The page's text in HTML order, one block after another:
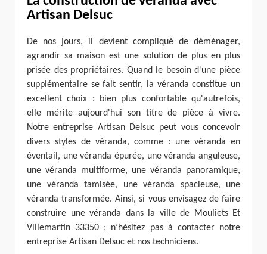
Artisan Delsuc
De nos jours, il devient compliqué de déménager,
agrandir sa maison est une solution de plus en plus
prisée des propriétaires. Quand le besoin d'une pièce
supplémentaire se fait sentir, la véranda constitue un
excellent choix : bien plus confortable qu'autrefois,
elle mérite aujourd'hui son titre de pièce à vivre.
Notre entreprise Artisan Delsuc peut vous concevoir
divers styles de véranda, comme : une véranda en
éventail, une véranda épurée, une véranda anguleuse,
une véranda multiforme, une véranda panoramique,
une véranda tamisée, une véranda spacieuse, une
véranda transformée. Ainsi, si vous envisagez de faire
construire une véranda dans la ville de Mouliets Et
Villemartin 33350 ; n’hésitez pas à contacter notre
entreprise Artisan Delsuc et nos techniciens.